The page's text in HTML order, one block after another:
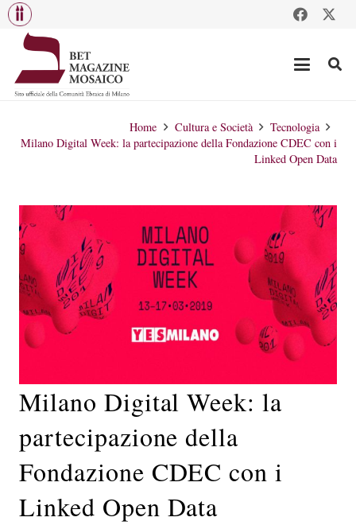
Home Cultura e Società
Tecnologia
Milano Digital Week: la partecipazione della Fondazione CDEC con i
Linked Open Data
Milano Digital Week: la
partecipazione della
Fondazione CDEC con i
Linked Open Data